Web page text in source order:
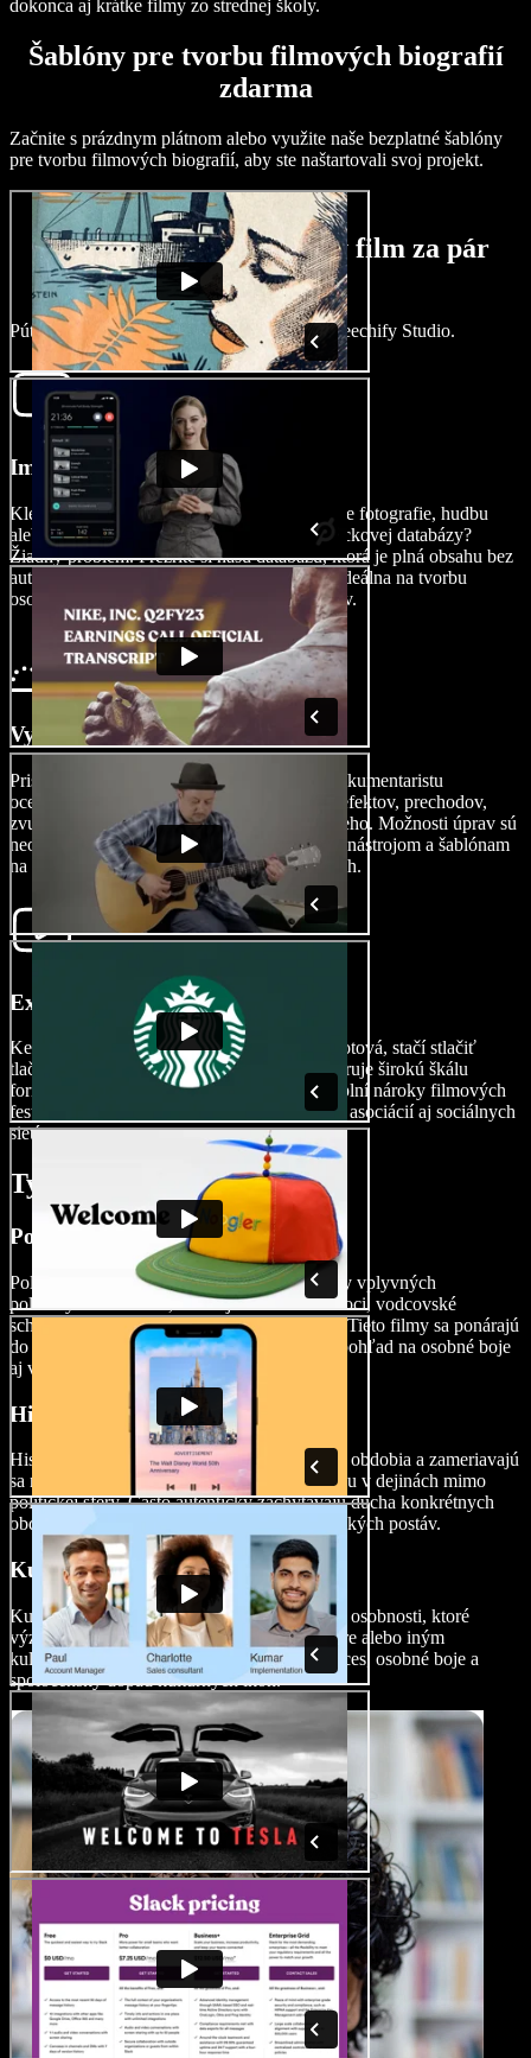
dokonca aj krátke filmy zo strednej školy.
Šablóny pre tvorbu filmových biografií
zdarma
Začnite s prázdnym plátnom alebo využite naše bezplatné šablóny
pre tvorbu filmových biografií, aby ste naštartovali svoj projekt.
Ako vytvoriť biografický film za pár
minút
Pútavo rozprávajte príbehy jednoducho v Speechify Studio.
Importujte svoj film
Klepnutím na Obrázky/Videá importujte svoje fotografie, hudbu
alebo videosúbory. Potrebujete zábery zo stockovej databázy?
Žiadny problém. Prezrite si našu databázu, ktorá je plná obsahu bez
autorských práv pripraveného na použitie – ideálna na tvorbu
osobných aj komerčných filmových projektov.
Vytvorte svoj film
Prispôsobte svoj nový film s precíznosťou dokumentaristu
oceneného cenou Emmy pridaním AI video efektov, prechodov,
zvukových efektov, titulkov, dabingu a ďalšieho. Možnosti úprav sú
neobmedzené vďaka užívateľsky prívetivým nástrojom a šablónam
na strih videa pre začiatočníkov aj pokročilých.
Exportujte svoj film
Keď je vaša biografická majstrovská práca hotová, stačí stlačiť
tlačidlo Exportovať. Speechify Studio podporuje širokú škálu
formátov, vďaka čomu váš finálny produkt splní nároky filmových
festivalov, medzinárodných dokumentárnych asociácií aj sociálnych
sietí.
Typy biografických filmov
Politické biografické filmy
Politické biografické filmy zachytávajú životy vplyvných
politických osobností, skúmajú ich cestu k moci, vodcovské
schopnosti a dopad ich rozhodnutí na dejiny. Tieto filmy sa ponárajú
do komplexnej dynamiky vlády a ponúkajú pohľad na osobné boje
aj verejné úspechy politických lídrov.
Historické biografické filmy
Historické biografické filmy pokrývajú rôzne obdobia a zameriavajú
sa na osobnosti, ktoré zohrali významnú úlohu v dejinách mimo
politickej sféry. Často autenticky zachytávajú ducha konkrétnych
období a zobrazujú výzvy aj úspechy historických postáv.
Kultúrne biografické filmy
Kultúrne biografické filmy sa zameriavajú na osobnosti, ktoré
významne prispeli k umeniu, zábave, literatúre alebo iným
kultúrnym oblastiam. Skúmajú kreatívny proces, osobné boje a
spoločenský dopad kultúrnych ikon.